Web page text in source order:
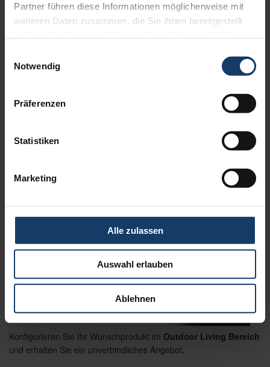
Partner führen diese Informationen möglicherweise mit
weiteren Daten zusammen, die Sie ihnen bereitgestellt
Notwendig
Präferenzen
Statistiken
Marketing
Alle zulassen
Auswahl erlauben
Ablehnen
Konfigurieren Sie Ihr Wunschprodukt im Outdoor Living Bereich
und erhalten Sie ein unverbindliches Angebot.